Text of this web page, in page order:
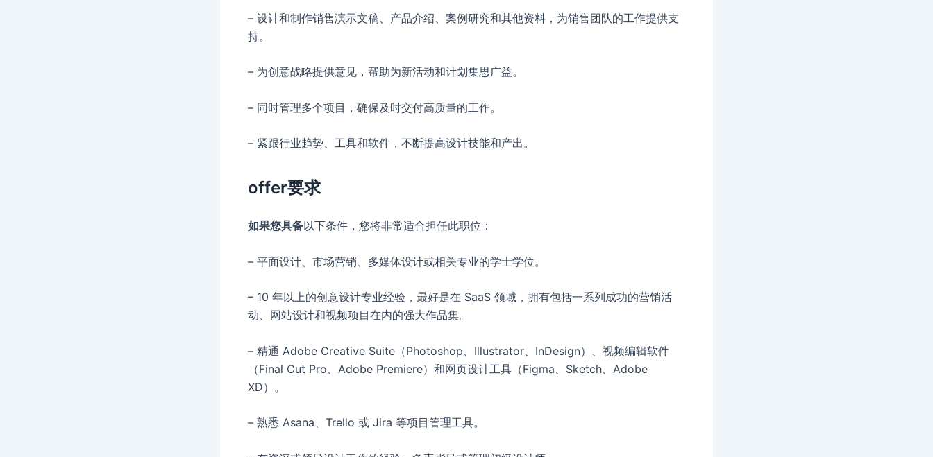
– 设计和制作销售演示文稿、产品介绍、案例研究和其他资料，为销售团队的工作提供支
持。
– 为创意战略提供意见，帮助为新活动和计划集思广益。
– 同时管理多个项目，确保及时交付高质量的工作。
– 紧跟行业趋势、工具和软件，不断提高设计技能和产出。
offer要求
如果您具备以下条件，您将非常适合担任此职位：
– 平面设计、市场营销、多媒体设计或相关专业的学士学位。
– 10 年以上的创意设计专业经验，最好是在 SaaS 领域，拥有包括一系列成功的营销活
动、网站设计和视频项目在内的强大作品集。
– 精通 Adobe Creative Suite（Photoshop、Illustrator、InDesign）、视频编辑软件
（Final Cut Pro、Adobe Premiere）和网页设计工具（Figma、Sketch、Adobe
XD）。
– 熟悉 Asana、Trello 或 Jira 等项目管理工具。